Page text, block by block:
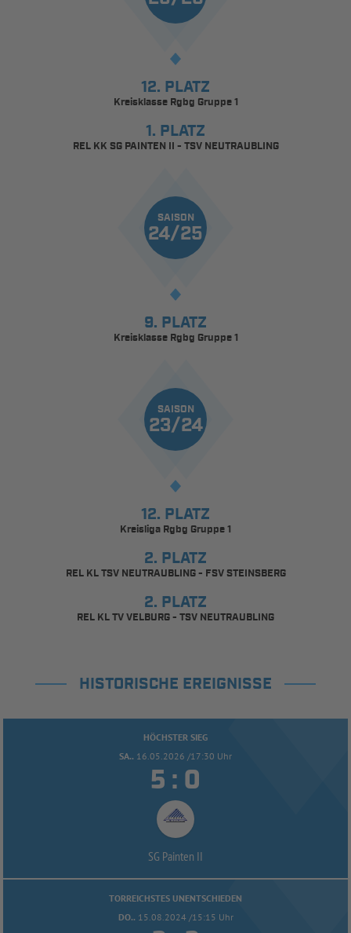
12. PLATZ
Kreisklasse Rgbg Gruppe 1
1. PLATZ
REL KK SG PAINTEN II - TSV NEUTRAUBLING
SAISON
24/25
9. PLATZ
Kreisklasse Rgbg Gruppe 1
SAISON
23/24
12. PLATZ
Kreisliga Rgbg Gruppe 1
2. PLATZ
REL KL TSV NEUTRAUBLING - FSV STEINSBERG
2. PLATZ
REL KL TV VELBURG - TSV NEUTRAUBLING
HISTORISCHE EREIGNISSE
HÖCHSTER SIEG
SA.. 16.05.2026 /17:30 Uhr
 : 
SG Painten II
TORREICHSTES UNENTSCHIEDEN
DO.. 15.08.2024 /15:15 Uhr